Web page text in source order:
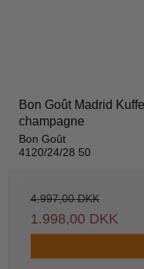
Bon Goût Madrid
champagne
Bon Goût
4120/24/28 50
4.997,00 DKK
1.998,00 DKK